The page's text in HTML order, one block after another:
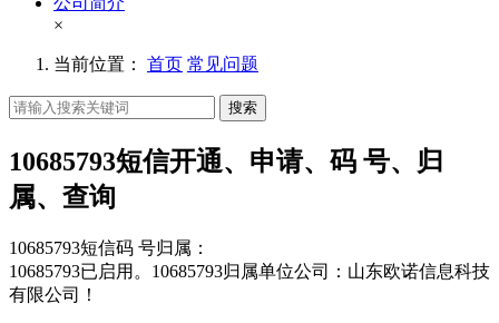
×
当前位置： 首页 常见问题
搜索
10685793短信开通、申请、码 号、归
属、查询
10685793短信码 号归属：
10685793已启用。10685793归属单位公司：山东欧诺信息科技
有限公司！